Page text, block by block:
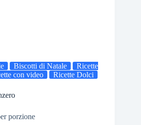
Biscotti di Natale
Ricette
con video Ricette Dolci
porzione